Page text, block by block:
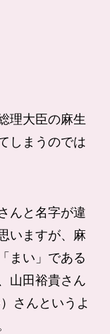
理大臣の麻生
しまうのでは
んと名字が違
いますが、麻
まい」である
山田裕貴さん
さんというよ